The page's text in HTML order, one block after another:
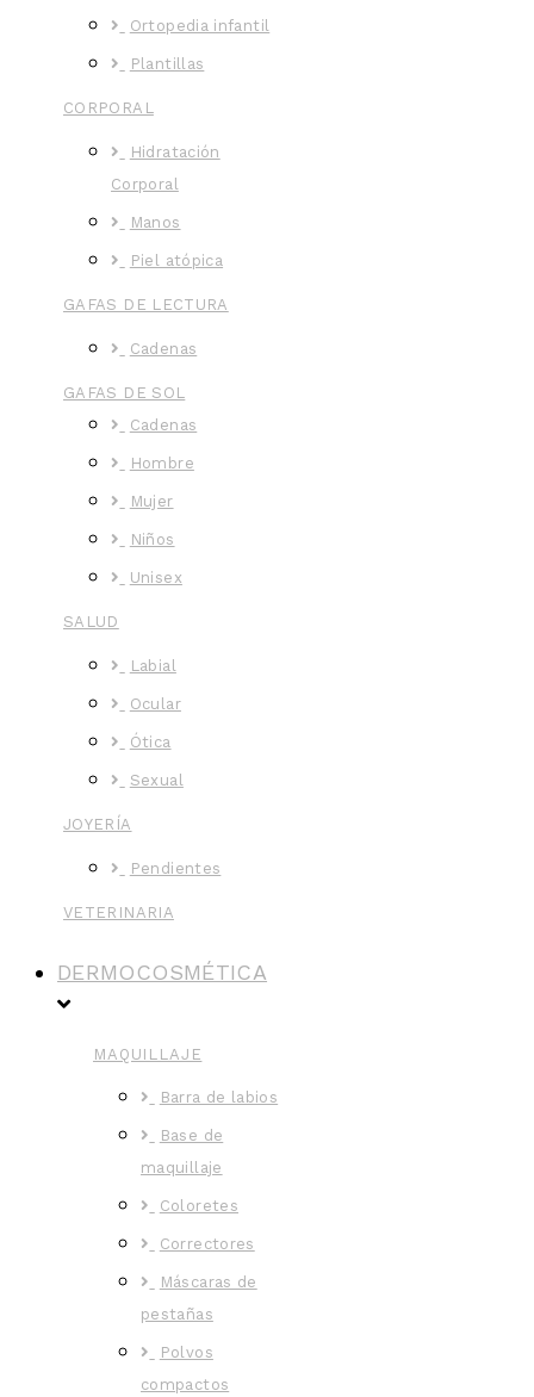
Ortopedia infantil
Plantillas
CORPORAL
Hidratación
Corporal
Manos
Piel atópica
GAFAS DE LECTURA
Cadenas
GAFAS DE SOL
Cadenas
Hombre
Mujer
Niños
Unisex
SALUD
Labial
Ocular
Ótica
Sexual
JOYERÍA
Pendientes
VETERINARIA
DERMOCOSMÉTICA
MAQUILLAJE
Barra de labios
Base de
maquillaje
Coloretes
Correctores
Máscaras de
pestañas
Polvos
compactos